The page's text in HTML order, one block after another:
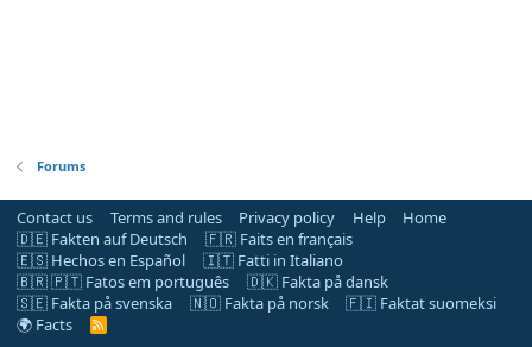
Forums
Contact us Terms and rules Privacy policy Help
Home
🇩🇪 Fakten auf Deutsch
🇫🇷 Faits en français
🇪🇸 Hechos en Español
🇮🇹 Fatti in Italiano
🇧🇷 🇵🇹 Fatos em português
🇩🇰 Fakta på dansk
🇸🇪 Fakta på svenska
🇳🇴 Fakta på norsk
🇫🇮 Faktat suomeksi
🌍 Facts
R